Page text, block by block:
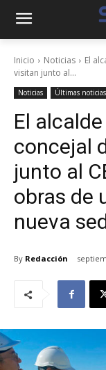
Inicio Noticias
El
visitan junto al...
Noticias Últimas noticias
El
concejal
junto al
obras de
nueva
By Redacción